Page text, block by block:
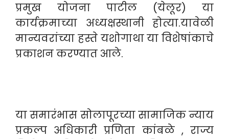
प्रमुख योजना पाटील (येलूर) या
कार्यक्रमाच्या अध्यक्षस्थानी होत्या.यावेळी
मान्यवरांच्या हस्ते यशोगाथा या विशेषांकाचे
प्रकाशन करण्यात आले.
या समारंभास सोलापूरच्या सामाजिक न्याय
प्रकल्प अधिकारी प्रणिता कांबळे , राज्य